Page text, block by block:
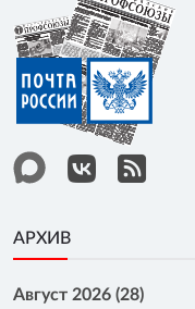
АРХИВ
Август 2026 (28)